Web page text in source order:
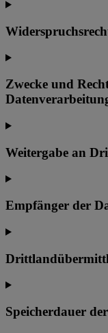
Zwecke und
Weitergabe an
Empfänger der
Speicherdauer